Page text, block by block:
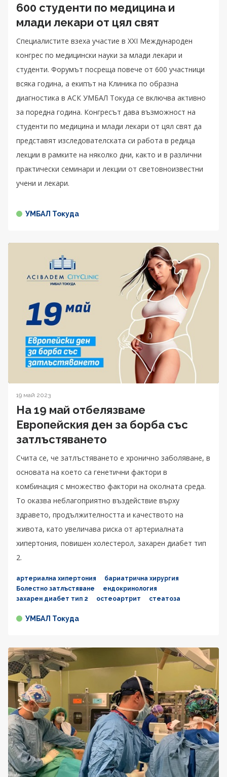
600 студенти по медицина и
млади лекари от цял свят
Специалистите взеха участие в XXI Международен
конгрес по медицински науки за млади лекари и
студенти. Форумът посреща повече от 600 участници
всяка година, а екипът на Клиника по образна
диагностика в АСК УМБАЛ Токуда се включва активно
за поредна година. Конгресът дава възможност на
студенти по медицина и млади лекари от цял свят да
представят изследователската си работа в редица
лекции в рамките на няколко дни, както и в различни
практически семинари и лекции от световноизвестни
учени и лекари.
УМБАЛ Токуда
19 май 2023
На 19 май отбелязваме
Европейския ден за борба със
затлъстяването
Счита се, че затлъстяването е хронично заболяване, в
основата на което са генетични фактори в
комбинация с множество фактори на околната среда.
То оказва неблагоприятно въздействие върху
здравето, продължителността и качеството на
живота, като увеличава риска от артериалната
хипертония, повишен холестерол, захарен диабет тип
2.
артериална хипертония
бариатрична хирургия
Болестно затлъстяване
ендокринология
захарен диабет тип 2
остеоартрит стеатоза
УМБАЛ Токуда